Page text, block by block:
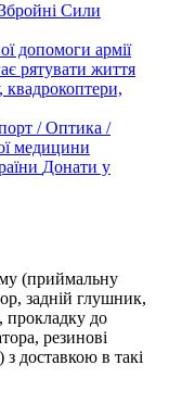
Сили
допомоги армії
рятувати життя
квадрокоптери,
/ Оптика /
медицини
Донати у
(приймальну
задній глушник,
прокладку до
резинові
доставкою в такі